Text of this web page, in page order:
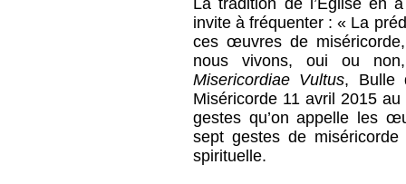
invite à fréquenter : « La
ces œuvres de
nous vivons, oui ou
Misericordiae Vultus, Bulle
Miséricorde 11 avril 2015
gestes qu’on appelle les
sept gestes de
spirituelle.